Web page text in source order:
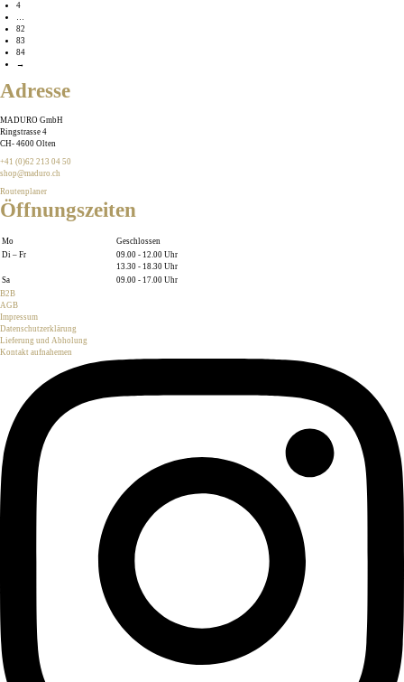
4
…
82
83
84
→
Adresse
MADURO GmbH
Ringstrasse 4
CH- 4600 Olten
+41 (0)62 213 04 50
shop@maduro.ch
Routenplaner
Öffnungszeiten
Mo
Geschlossen
Di – Fr
09.00 - 12.00 Uhr
13.30 - 18.30 Uhr
Sa
09.00 - 17.00 Uhr
B2B
AGB
Impressum
Datenschutzerklärung
Lieferung und Abholung
Kontakt aufnahemen